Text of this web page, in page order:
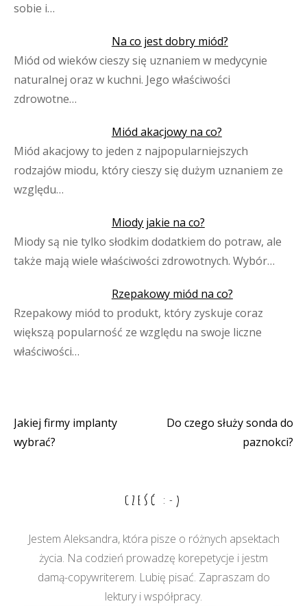
sobie i…
Na co jest dobry miód?
Miód od wieków cieszy się uznaniem w medycynie
naturalnej oraz w kuchni. Jego właściwości
zdrowotne…
Miód akacjowy na co?
Miód akacjowy to jeden z najpopularniejszych
rodzajów miodu, który cieszy się dużym uznaniem ze
względu…
Miody jakie na co?
Miody są nie tylko słodkim dodatkiem do potraw, ale
także mają wiele właściwości zdrowotnych. Wybór…
Rzepakowy miód na co?
Rzepakowy miód to produkt, który zyskuje coraz
większą popularność ze względu na swoje liczne
właściwości…
Nawigacja
Jakiej firmy implanty
wybrać?
Do czego służy sonda do
paznokci?
CZEŚĆ :-)
Jestem Aleksandra, która pisze o różnych apsektach
życia. Na codzień prowadzę korepetycje i jestm
damą-copywriterem. Lubię pisać. Zapraszam do
lektury i współpracy.